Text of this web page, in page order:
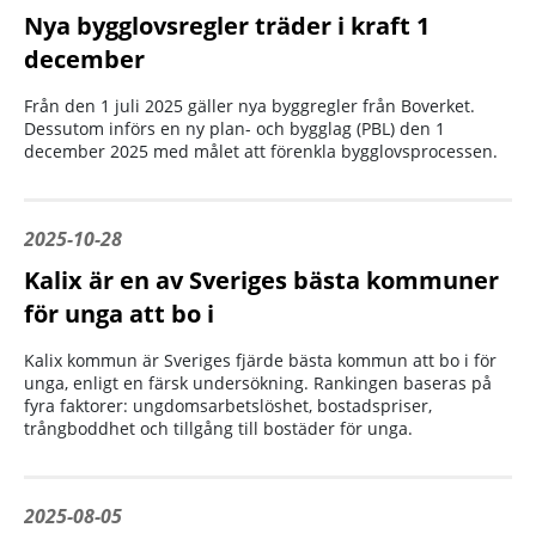
Nya bygglovsregler träder i kraft 1
december
Från den 1 juli 2025 gäller nya byggregler från Boverket.
Dessutom införs en ny plan- och bygglag (PBL) den 1
december 2025 med målet att förenkla bygglovsprocessen.
2025-10-28
Kalix är en av Sveriges bästa kommuner
för unga att bo i
Kalix kommun är Sveriges fjärde bästa kommun att bo i för
unga, enligt en färsk undersökning. Rankingen baseras på
fyra faktorer: ungdomsarbetslöshet, bostadspriser,
trångboddhet och tillgång till bostäder för unga.
2025-08-05